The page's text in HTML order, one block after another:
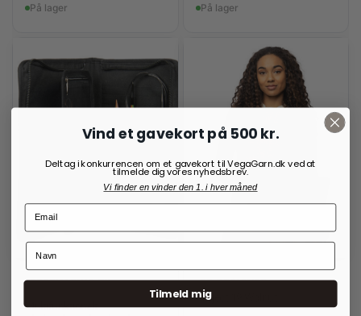
På lager På lager
OPBEVARING TIL
Multifunktionelt
RE:DESIGNED
Project 19 Walnut
Vind et gavekort på 500 kr.
Deltag i konkurrencen om et gavekort til VegaGarn.dk ved at
tilmelde dig vores nyhedsbrev.
Vi finder en vinder den 1. i hver måned
Tilmeld mig